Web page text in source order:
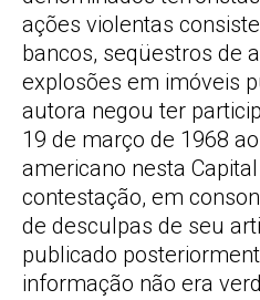
ações violentas
bancos, seqüestros de
explosões em imóveis
autora negou ter
19 de março de 1968
americano nesta
contestação, em
de desculpas de seu
publicado
informação não era